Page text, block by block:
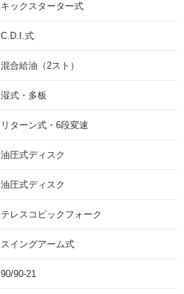
キックスターター式
C.D.I.式
混合給油（2スト）
湿式・多板
リターン式・6段変速
油圧式ディスク
油圧式ディスク
テレスコピックフォーク
スイングアーム式
90/90-21